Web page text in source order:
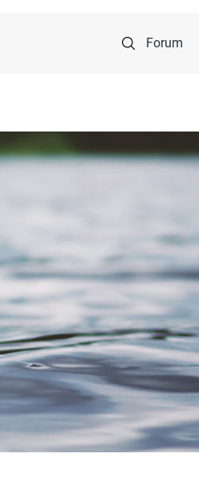
Forum